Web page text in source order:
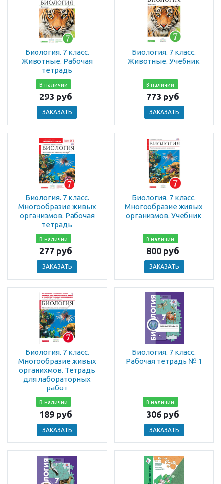
Биология. 7 класс.
Животные. Рабочая
тетрадь
В наличии
293 руб
ЗАКАЗАТЬ
Биология. 7 класс.
Животные. Учебник
В наличии
773 руб
ЗАКАЗАТЬ
Биология. 7 класс.
Многообразие живых
организмов. Рабочая
тетрадь
В наличии
277 руб
ЗАКАЗАТЬ
Биология. 7 класс.
Многообразие живых
организмов. Учебник
В наличии
800 руб
ЗАКАЗАТЬ
Биология. 7 класс.
Многообразие живых
органихмов. Тетрадь
для лабораторных
работ
В наличии
189 руб
ЗАКАЗАТЬ
Биология. 7 класс.
Рабочая тетрадь № 1
В наличии
306 руб
ЗАКАЗАТЬ